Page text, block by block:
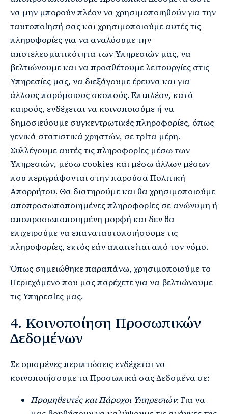
να μην μπορούν πλέον να χρησιμοποιηθούν για την
ταυτοποίησή σας και χρησιμοποιούμε αυτές τις
πληροφορίες για να αναλύουμε την
αποτελεσματικότητα των Υπηρεσιών μας, να
βελτιώνουμε και να προσθέτουμε λειτουργίες στις
Υπηρεσίες μας, να διεξάγουμε έρευνα και για
άλλους παρόμοιους σκοπούς. Επιπλέον, κατά
καιρούς, ενδέχεται να κοινοποιούμε ή να
δημοσιεύουμε συγκεντρωτικές πληροφορίες, όπως
γενικά στατιστικά χρηστών, σε τρίτα μέρη.
Συλλέγουμε αυτές τις πληροφορίες μέσω των
Υπηρεσιών, μέσω cookies και μέσω άλλων μέσων
που περιγράφονται στην παρούσα Πολιτική
Απορρήτου. Θα διατηρούμε και θα χρησιμοποιούμε
αποπροσωποποιημένες πληροφορίες σε ανώνυμη ή
αποπροσωποποιημένη μορφή και δεν θα
επιχειρούμε να επαναταυτοποιήσουμε τις
πληροφορίες, εκτός εάν απαιτείται από τον νόμο.
Όπως σημειώθηκε παραπάνω, χρησιμοποιούμε το
Περιεχόμενο που μας παρέχετε για να βελτιώνουμε
τις Υπηρεσίες μας.
4. Κοινοποίηση Προσωπικών
Δεδομένων
Σε ορισμένες περιπτώσεις ενδέχεται να
κοινοποιήσουμε τα Προσωπικά σας Δεδομένα σε:
Προμηθευτές και Πάροχοι Υπηρεσιών: Για να